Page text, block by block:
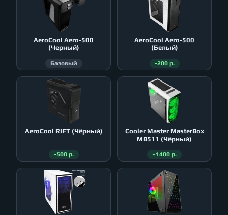
AeroСool Aero-500
(Черный)
Базовый
AeroСool Aero-500
(Белый)
-200 р.
AeroСool RIFT (Чёрный)
-500 р.
Cooler Master MasterBox
MB511 (Чёрный)
+1400 р.